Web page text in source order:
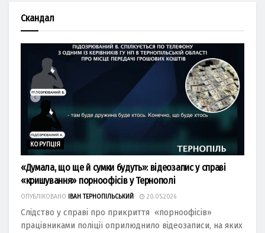
Скандал
КОРУПЦІЯ
«Думала, що ще й сумки будуть»: відеозапис у справі
«кришування» порноофісів у Тернополі
ОПУБЛІКОВАНО ІВАН ТЕРНОПІЛЬСЬКИЙ 20.05.2026
Слідство у справі про прикриття «порноофісів»
працівниками поліції оприлюднило відеозаписи, на яких